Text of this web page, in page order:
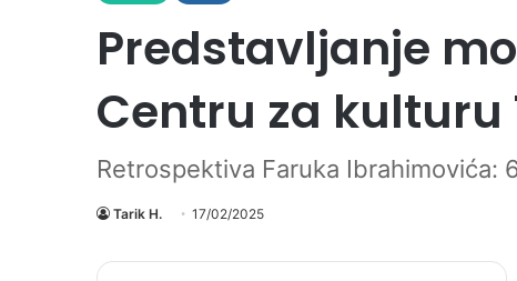
Predstavljanje
Centru za kulturu
Retrospektiva Faruka
Tarik H. 17/02/2025